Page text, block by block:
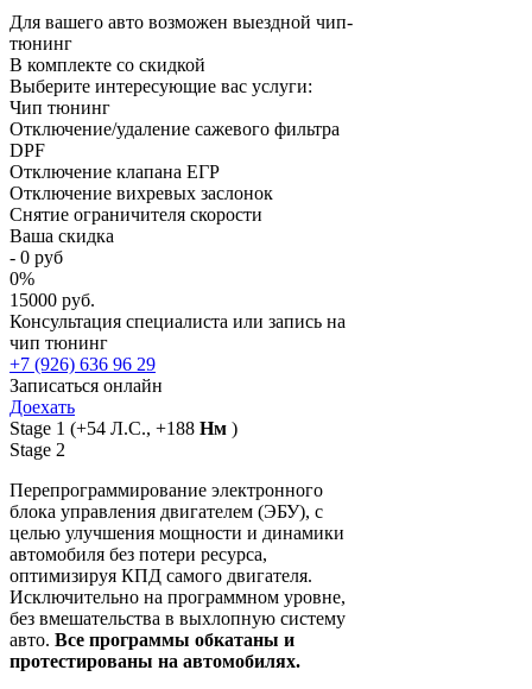
Для вашего авто возможен выездной чип-
тюнинг
В комплекте со скидкой
Выберите интересующие вас услуги:
Чип тюнинг
Отключение/удаление сажевого фильтра
DPF
Отключение клапана ЕГР
Отключение вихревых заслонок
Снятие ограничителя скорости
Ваша скидка
- 0 руб
0%
15000 руб.
Консультация специалиста или запись на
чип тюнинг
+7 (926) 636 96 29
Записаться онлайн
Доехать
Stage 1 (+54 Л.С., +188 Нм )
Stage 2
Перепрограммирование электронного
блока управления двигателем (ЭБУ), с
целью улучшения мощности и динамики
автомобиля без потери ресурса,
оптимизируя КПД самого двигателя.
Исключительно на программном уровне,
без вмешательства в выхлопную систему
авто. Все программы обкатаны и
протестированы на автомобилях.